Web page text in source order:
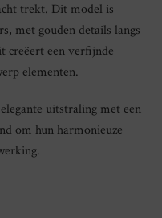
trekt. Dit model is
met gouden details langs
creëert een verfijnde
elementen.
uitstraling met een
om hun harmonieuze